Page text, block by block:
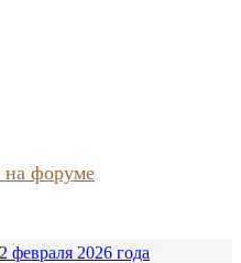
форуме
2026 года